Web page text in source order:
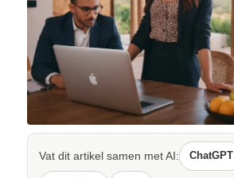
Vat dit artikel samen met AI: ChatGPT